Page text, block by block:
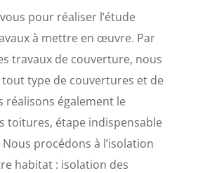
pour réaliser l’étude
à mettre en œuvre. Par
travaux de couverture, nous
type de couvertures et de
réalisons également le
toitures, étape indispensable
procédons à l’isolation
habitat : isolation des